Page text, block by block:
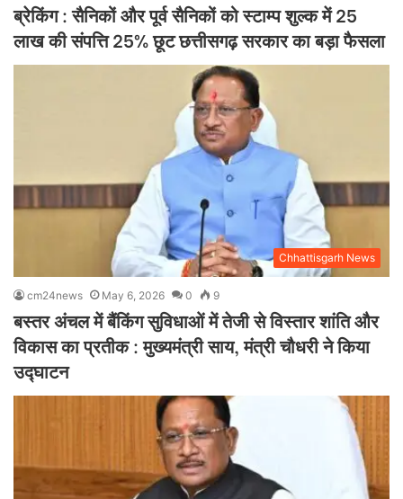
ब्रेकिंग : सैनिकों और पूर्व सैनिकों को स्टाम्प शुल्क में 25
लाख की संपत्ति 25% छूट छत्तीसगढ़ सरकार का बड़ा फैसला
Chhattisgarh News
cm24news May 6, 2026 0 9
बस्तर अंचल में बैंकिंग सुविधाओं में तेजी से विस्तार शांति और
विकास का प्रतीक : मुख्यमंत्री साय, मंत्री चौधरी ने किया
उद्घाटन